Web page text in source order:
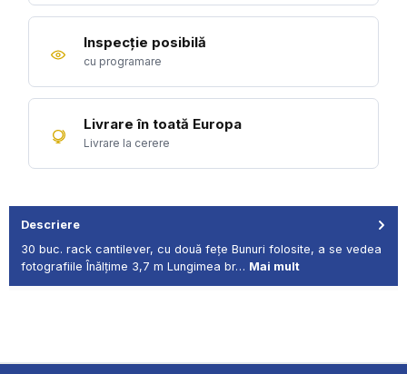
Inspecție posibilă
cu programare
Livrare în toată Europa
Livrare la cerere
Descriere
30 buc. rack cantilever, cu două fețe Bunuri folosite, a se vedea
fotografiile Înălțime 3,7 m Lungimea br… Mai mult